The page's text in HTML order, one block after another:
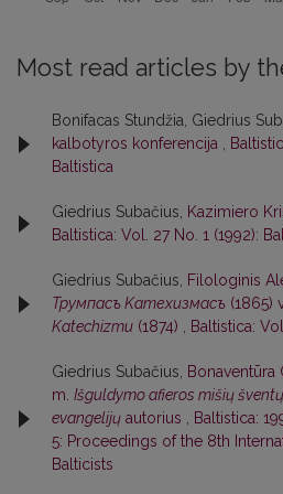
Most read articles by
Bonifacas Stundžia, Giedrius
kalbotyros konferencija ,
Baltistica
Giedrius Subačius, Kazimiero
Baltistica: Vol. 27 No. 1 (1992):
Giedrius Subačius, Filologinis
Трумпасъ Kатехизмасъ (1865)
Katechizmu (1874) , Baltistica:
Giedrius Subačius, Bonaventūra
m. Išguldymo afieros mišių šventų
evangelijų autorius , Baltistica:
5: Proceedings of the 8th
Balticists